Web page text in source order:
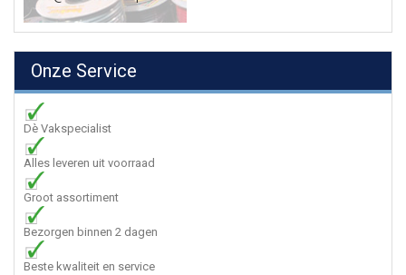
Onze Service
Dè Vakspecialist
Alles leveren uit voorraad
Groot assortiment
Bezorgen binnen 2 dagen
Beste kwaliteit en service